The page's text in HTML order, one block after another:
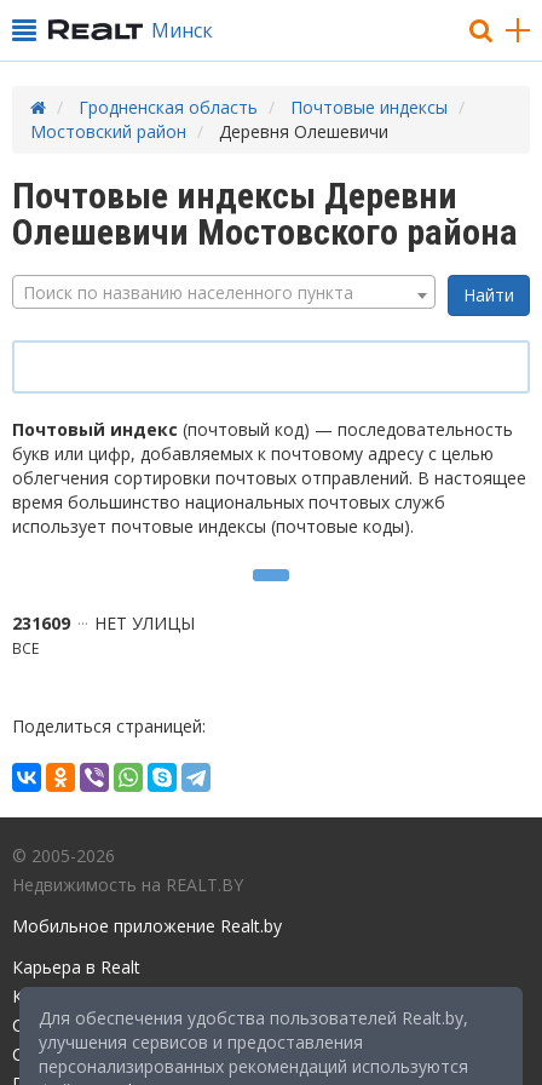
Для обеспечения удобства пользователей Realt.by,
улучшения сервисов и предоставления
персонализированных рекомендаций используются
Минск
Гродненская область
Почтовые индексы
Мостовский район
Деревня Олешевичи
Почтовые индексы Деревни
Олешевичи Мостовского района
Поиск по названию населенного пункта
Почтовый индекс (почтовый код) — последовательность
букв или цифр, добавляемых к почтовому адресу с целью
облегчения сортировки почтовых отправлений. В настоящее
время большинство национальных почтовых служб
использует почтовые индексы (почтовые коды).
231609 НЕТ УЛИЦЫ
ВСЕ
Поделиться страницей:
© 2005-2026
Недвижимость на REALT.BY
Мобильное приложение Realt.by
Карьера в Realt
Контакты редакции
Справочный центр
Служба поддержки